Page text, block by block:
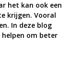
het kan ook een
krijgen. Vooral
In deze blog
om beter